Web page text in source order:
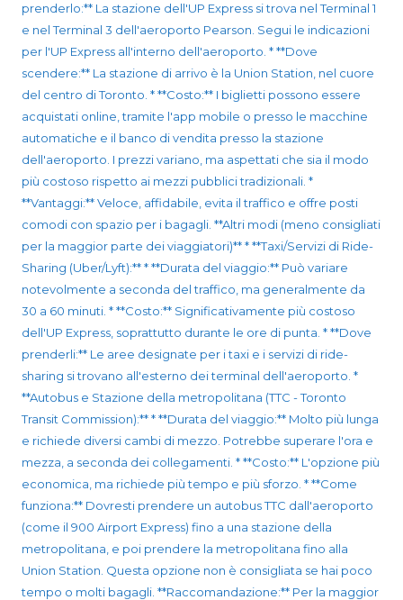
prenderlo:** La stazione dell'UP Express si trova nel Terminal 1
e nel Terminal 3 dell'aeroporto Pearson. Segui le indicazioni
per l'UP Express all'interno dell'aeroporto. * **Dove
scendere:** La stazione di arrivo è la Union Station, nel cuore
del centro di Toronto. * **Costo:** I biglietti possono essere
acquistati online, tramite l'app mobile o presso le macchine
automatiche e il banco di vendita presso la stazione
dell'aeroporto. I prezzi variano, ma aspettati che sia il modo
più costoso rispetto ai mezzi pubblici tradizionali. *
**Vantaggi:** Veloce, affidabile, evita il traffico e offre posti
comodi con spazio per i bagagli. **Altri modi (meno consigliati
per la maggior parte dei viaggiatori)** * **Taxi/Servizi di Ride-
Sharing (Uber/Lyft):** * **Durata del viaggio:** Può variare
notevolmente a seconda del traffico, ma generalmente da
30 a 60 minuti. * **Costo:** Significativamente più costoso
dell'UP Express, soprattutto durante le ore di punta. * **Dove
prenderli:** Le aree designate per i taxi e i servizi di ride-
sharing si trovano all'esterno dei terminal dell'aeroporto. *
**Autobus e Stazione della metropolitana (TTC - Toronto
Transit Commission):** * **Durata del viaggio:** Molto più lunga
e richiede diversi cambi di mezzo. Potrebbe superare l'ora e
mezza, a seconda dei collegamenti. * **Costo:** L'opzione più
economica, ma richiede più tempo e più sforzo. * **Come
funziona:** Dovresti prendere un autobus TTC dall'aeroporto
(come il 900 Airport Express) fino a una stazione della
metropolitana, e poi prendere la metropolitana fino alla
Union Station. Questa opzione non è consigliata se hai poco
tempo o molti bagagli. **Raccomandazione:** Per la maggior